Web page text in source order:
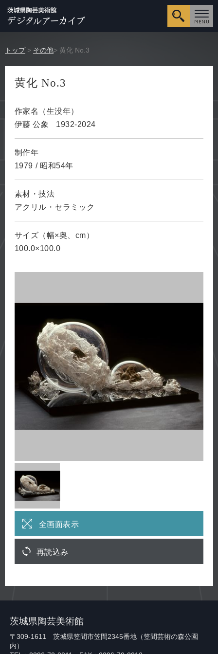
詳細検
トップ > その他> 黄化 No.3
黄化 No.3
作家名（生没年）
伊藤 公象
1932-2024
制作年
1979 / 昭和54年
素材・技法
アクリル・セラミック
サイズ（幅×奥、cm）
100.0×100.0
全画面表示
再読込み
茨城県陶芸美術館
〒309-1611 茨城県笠間市笠間2345番地（笠間芸術の森公園
内）